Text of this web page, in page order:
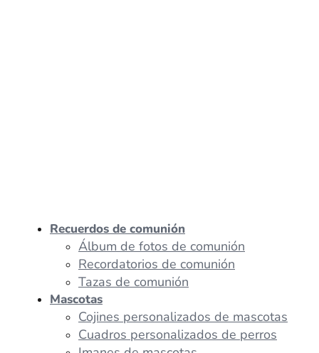
Recuerdos de comunión
Álbum de fotos de comunión
Recordatorios de comunión
Tazas de comunión
Mascotas
Cojines personalizados de mascotas
Cuadros personalizados de perros